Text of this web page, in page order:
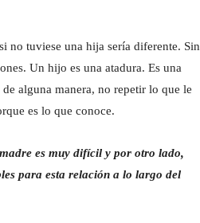
no tuviese una hija sería diferente. Sin
Un hijo es una atadura. Es una
alguna manera, no repetir lo que le
es lo que conoce.
es muy difícil y por otro lado,
para esta relación a lo largo del